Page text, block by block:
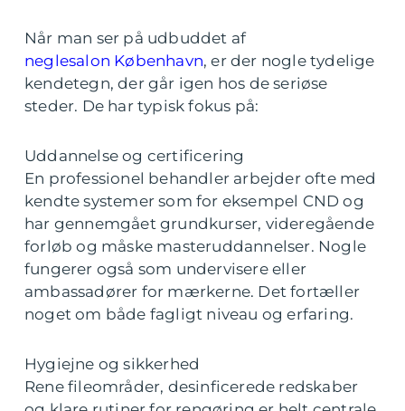
Når man ser på udbuddet af
neglesalon København, er der nogle tydelige
kendetegn, der går igen hos de seriøse
steder. De har typisk fokus på:
Uddannelse og certificering
En professionel behandler arbejder ofte med
kendte systemer som for eksempel CND og
har gennemgået grundkurser, videregående
forløb og måske masteruddannelser. Nogle
fungerer også som undervisere eller
ambassadører for mærkerne. Det fortæller
noget om både fagligt niveau og erfaring.
Hygiejne og sikkerhed
Rene fileområder, desinficerede redskaber